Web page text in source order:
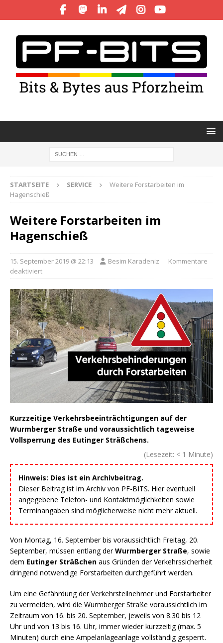
STARTSEITE SERVICE
Weitere Forstarbeiten im
Hagenschieß
Weitere Forstarbeiten im
Hagenschieß
15. September 2019 @ 22:13 Besim Karadeniz
Kommentare
deaktiviert
Kurzzeitige Verkehrsbeeinträchtigungen auf der
Wurmberger Straße und voraussichtlich tageweise
Vollsperrung des Eutinger Sträßchens.
(Lesezeit: < 1 Minute)
Hinweis: Dies ist ein Archivbeitrag.
Dieser Beitrag ist im Archiv von PF-BITS. Hier eventuell
angegebene Telefon- und Kontaktmöglichkeiten sowie
Terminangaben sind möglicherweise nicht mehr aktuell.
Von Montag, 16. September bis voraussichtlich Freitag, 20.
September, müssen entlang derWurmberger Straße, sowie
dem Eutinger Sträßchen aus Gründen der Verkehrssicherheit
dringend notwendige Forstarbeiten durchgeführt werden.
Um eine Gefährdung der Verkehrsteilnehmer und Forstarbeiter
zu vermeiden, wird die Wurmberger Straße voraussichtlich im
Zeitraum von 16. bis 20. September, jeweils von 8.30 bis 12
Uhr und von 13 bis 16. Uhr, immer wieder kurzzeitig (max. 5
Minuten) durch eine Ampelanlageanlage vollständig gesperrt.